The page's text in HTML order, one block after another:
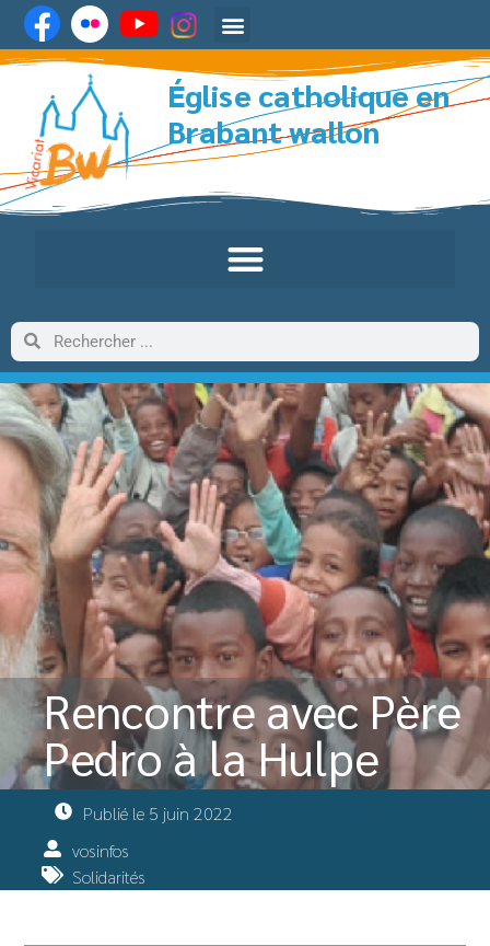
Église catholique en
Brabant wallon
Rencontre avec Père
Pedro à la Hulpe
Publié le 5 juin 2022
vosinfos
Solidarités